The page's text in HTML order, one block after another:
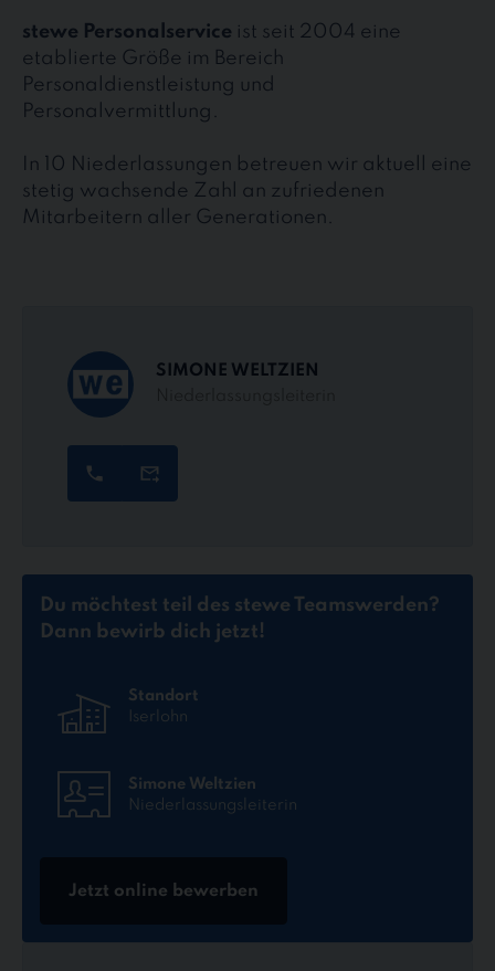
stewe Personalservice ist seit 2004 eine
etablierte Größe im Bereich
Personaldienstleistung und
Personalvermittlung.
In 10 Niederlassungen betreuen wir aktuell eine
stetig wachsende Zahl an zufriedenen
Mitarbeitern aller Generationen.
SIMONE WELTZIEN
Du möchtest teil des stewe Teamswerden?
Dann bewirb dich jetzt!
Standort
Iserlohn
Simone Weltzien
Niederlassungsleiterin
Jetzt online bewerben